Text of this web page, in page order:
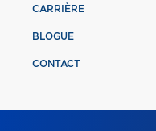
CARRIÈRE
BLOGUE
CONTACT